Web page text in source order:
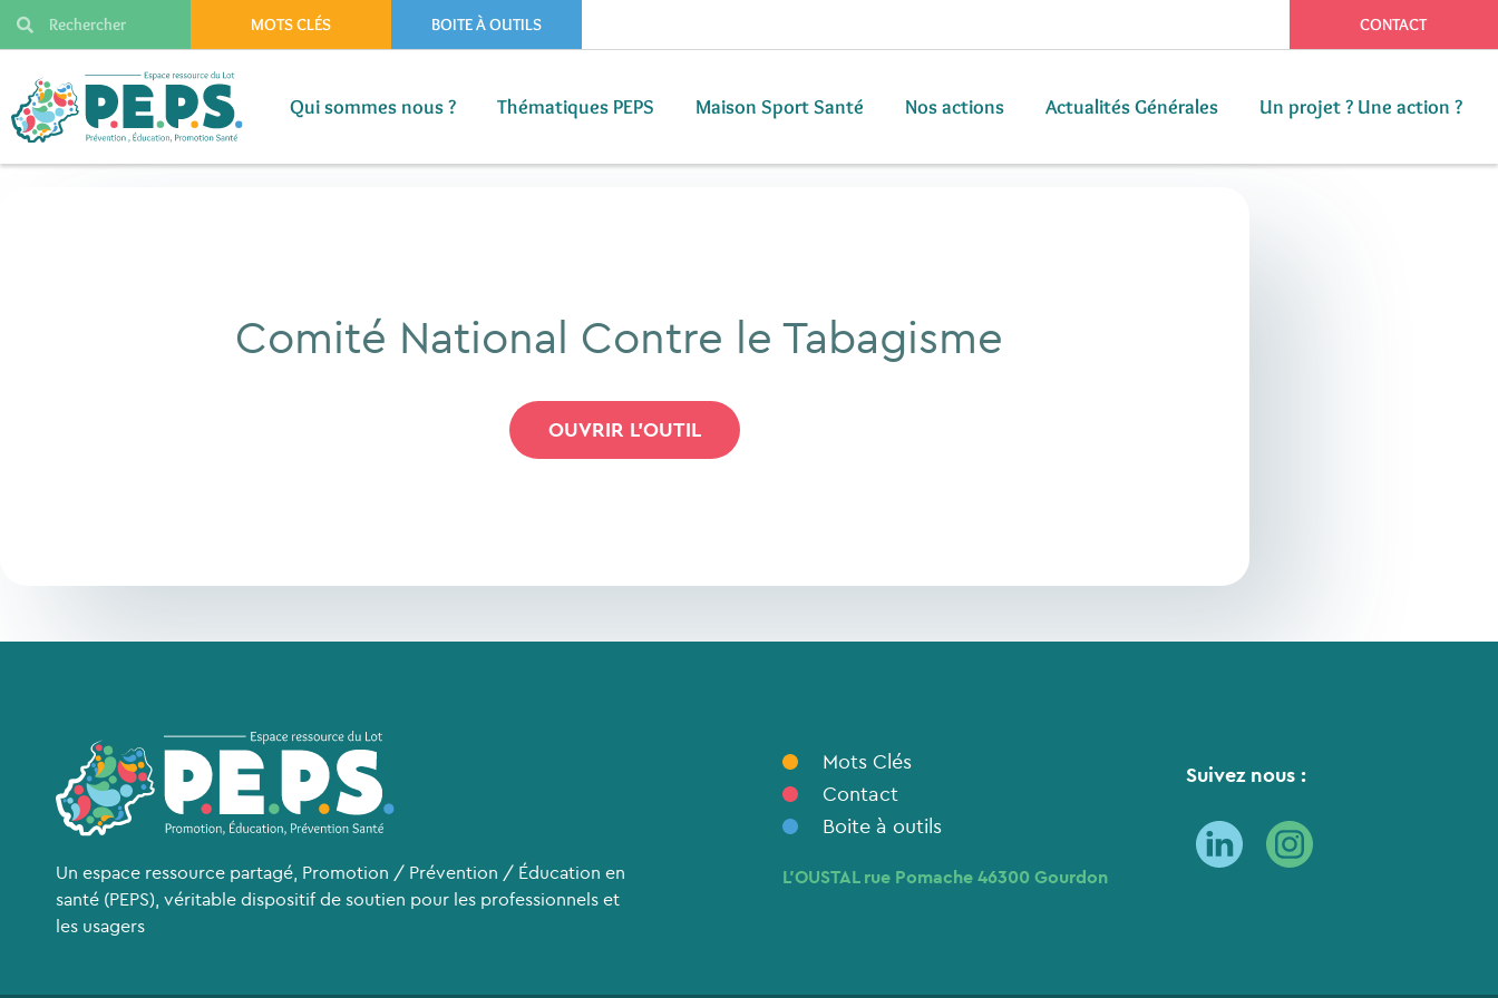
MOTS CLÉS BOITE À OUTILS CONTACT
Qui sommes nous ? Thématiques PEPS Maison Sport Santé Nos actions Actualités Générales Un projet ? Une action ?
Comité National Contre le Tabagisme
OUVRIR L'OUTIL
Un espace ressource partagé, Promotion / Prévention / Éducation en
santé (PEPS), véritable dispositif de soutien pour les professionnels et
les usagers
Mots Clés
Contact
Boite à outils
L’OUSTAL rue Pomache 46300 Gourdon
Suivez nous :